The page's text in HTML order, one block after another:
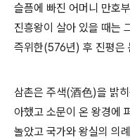
슬픔에 빠진 어머니 만호
진흥왕이 살아 있을 때는
즉위한(576년) 후 진평은
삼촌은 주색(酒色)을 밝
아했고 소문이 온 왕경에
놀았고 국가와 왕실의 의